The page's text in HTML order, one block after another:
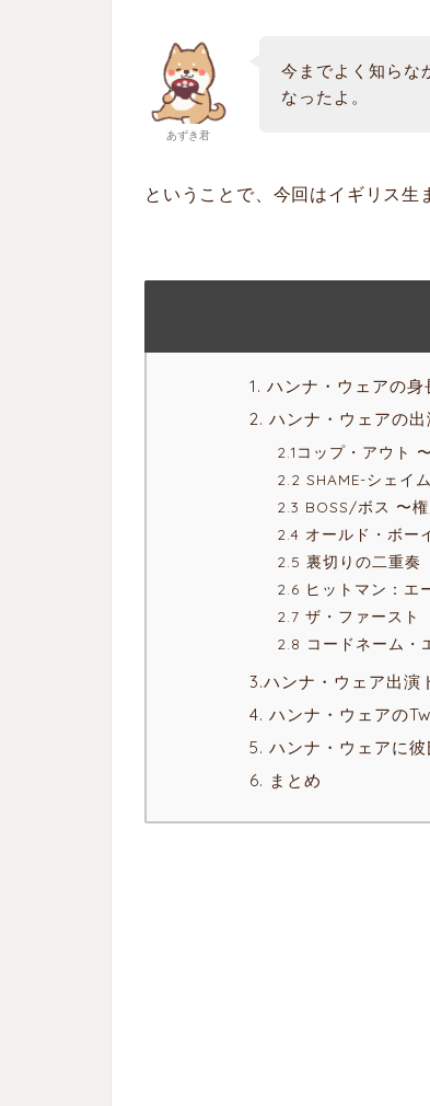
あずき君
今までよく知らな
なったよ。
ということで、今回はイギリス生
1. ハンナ・ウェアの身
2. ハンナ・ウェアの出
2.1コップ・アウト
2.2 SHAME-シェイ
2.3 BOSS/ボス 〜
2.4 オールド・ボー
2.5 裏切りの二重奏
2.6 ヒットマン：エ
2.7 ザ・ファースト
2.8 コードネーム・
3.ハンナ・ウェア出演
4. ハンナ・ウェアの
5. ハンナ・ウェアに彼
6. まとめ